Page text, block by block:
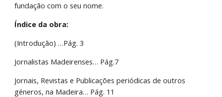
fundação com o seu nome.
Índice da obra:
(Introdução) …Pág. 3
Jornalistas Madeirenses… Pág.7
Jornais, Revistas e Publicações periódicas de outros
géneros, na Madeira… Pág. 11